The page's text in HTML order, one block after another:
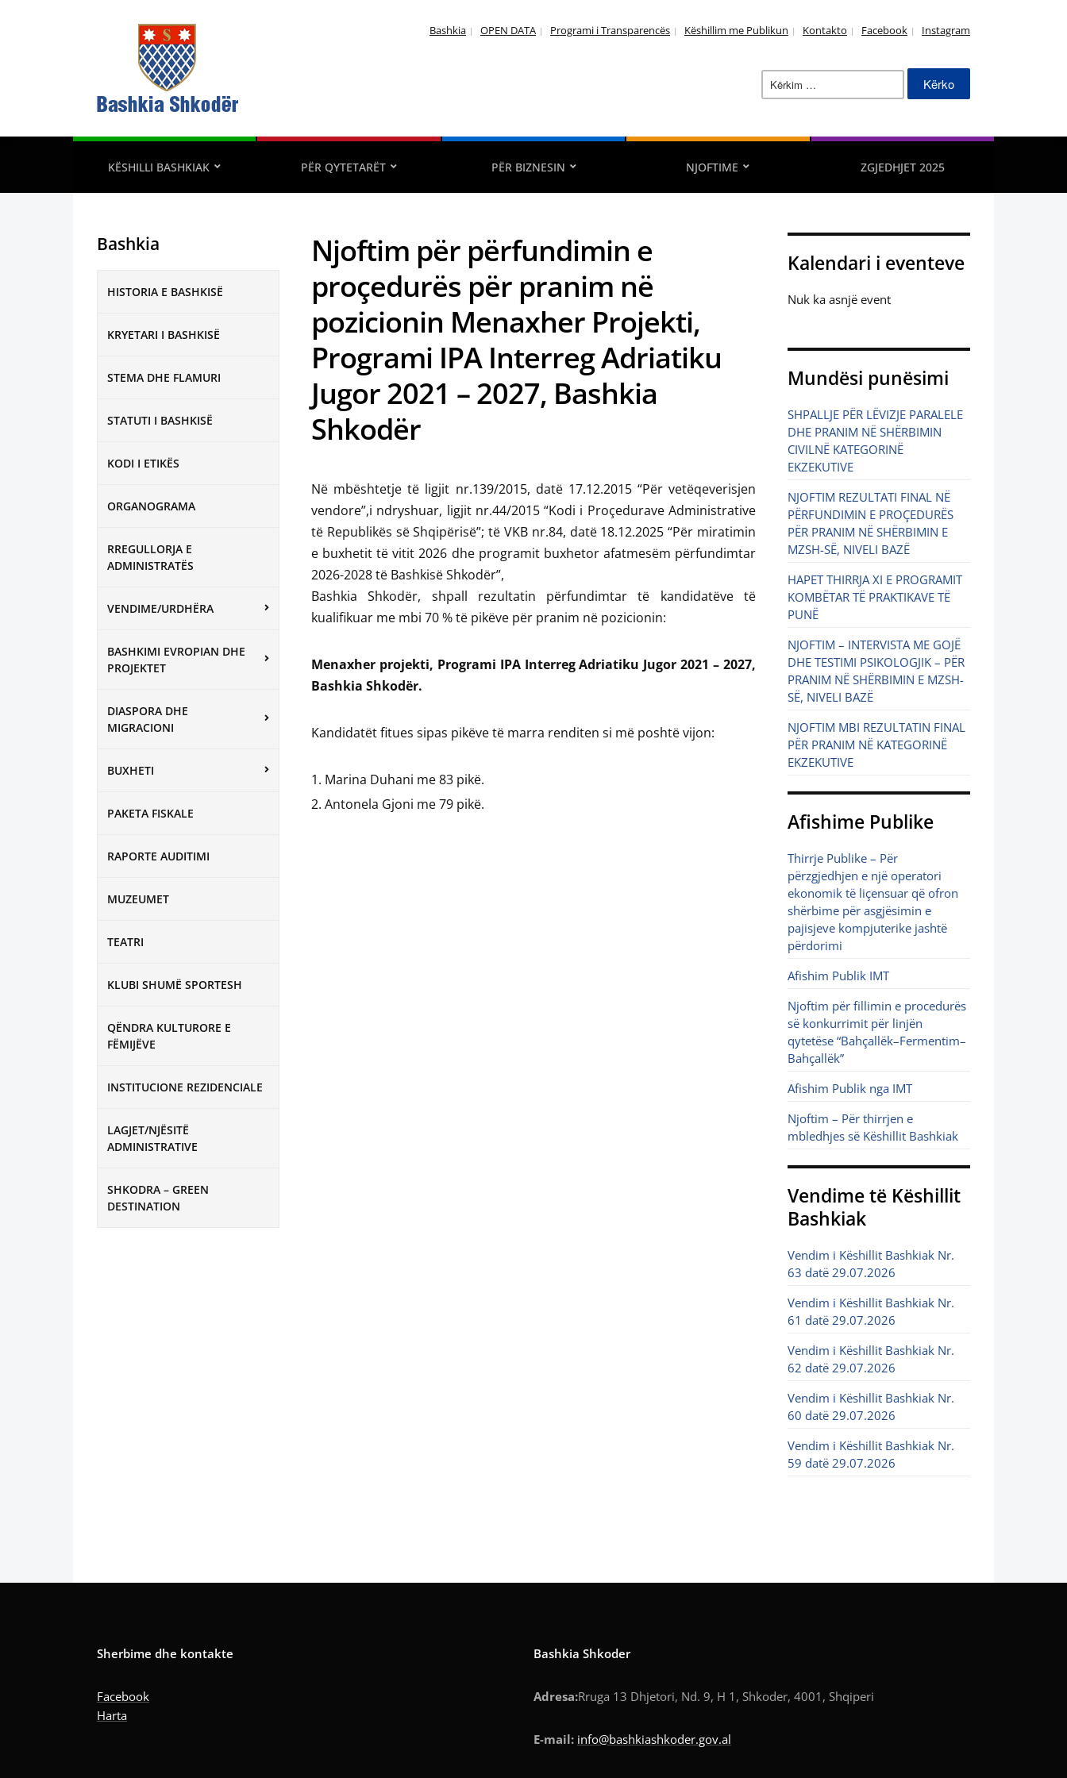
Bashkia OPEN DATA Programi i Transparencës Këshillim me Publikun Kontakto Facebook Instagram
Kërko
për:
KËSHILLI BASHKIAK PËR QYTETARËT PËR BIZNESIN NJOFTIME ZGJEDHJET 2025
Bashkia
HISTORIA E BASHKISË
KRYETARI I BASHKISË
STEMA DHE FLAMURI
STATUTI I BASHKISË
KODI I ETIKËS
ORGANOGRAMA
RREGULLORJA E
ADMINISTRATËS
VENDIME/URDHËRA
BASHKIMI EVROPIAN DHE
PROJEKTET
DIASPORA DHE
MIGRACIONI
BUXHETI
PAKETA FISKALE
RAPORTE AUDITIMI
MUZEUMET
TEATRI
KLUBI SHUMË SPORTESH
QËNDRA KULTURORE E
FËMIJËVE
INSTITUCIONE REZIDENCIALE
LAGJET/NJËSITË
ADMINISTRATIVE
SHKODRA – GREEN
DESTINATION
Njoftim për përfundimin e
proçedurës për pranim në
pozicionin Menaxher Projekti,
Programi IPA Interreg Adriatiku
Jugor 2021 – 2027, Bashkia
Shkodër
Në mbështetje të ligjit nr.139/2015, datë 17.12.2015 “Për vetëqeverisjen
vendore”,i ndryshuar, ligjit nr.44/2015 “Kodi i Proçedurave Administrative
të Republikës së Shqipërisë”; të VKB nr.84, datë 18.12.2025 “Për miratimin
e buxhetit të vitit 2026 dhe programit buxhetor afatmesëm përfundimtar
2026-2028 të Bashkisë Shkodër”,
Bashkia Shkodër, shpall rezultatin përfundimtar të kandidatëve të
kualifikuar me mbi 70 % të pikëve për pranim në pozicionin:
Menaxher projekti, Programi IPA Interreg Adriatiku Jugor 2021 – 2027,
Bashkia Shkodër.
Kandidatët fitues sipas pikëve të marra renditen si më poshtë vijon:
Marina Duhani me 83 pikë.
Antonela Gjoni me 79 pikë.
Kalendari i eventeve
Nuk ka asnjë event
Mundësi punësimi
SHPALLJE PËR LËVIZJE PARALELE
DHE PRANIM NË SHËRBIMIN
CIVILNË KATEGORINË
EKZEKUTIVE
NJOFTIM REZULTATI FINAL NË
PËRFUNDIMIN E PROÇEDURËS
PËR PRANIM NË SHËRBIMIN E
MZSH-SË, NIVELI BAZË
HAPET THIRRJA XI E PROGRAMIT
KOMBËTAR TË PRAKTIKAVE TË
PUNË
NJOFTIM – INTERVISTA ME GOJË
DHE TESTIMI PSIKOLOGJIK – PËR
PRANIM NË SHËRBIMIN E MZSH-
SË, NIVELI BAZË
NJOFTIM MBI REZULTATIN FINAL
PËR PRANIM NË KATEGORINË
EKZEKUTIVE
Afishime Publike
Thirrje Publike – Për
përzgjedhjen e një operatori
ekonomik të liçensuar që ofron
shërbime për asgjësimin e
pajisjeve kompjuterike jashtë
përdorimi
Afishim Publik IMT
Njoftim për fillimin e procedurës
së konkurrimit për linjën
qytetëse “Bahçallëk–Fermentim–
Bahçallëk”
Afishim Publik nga IMT
Njoftim – Për thirrjen e
mbledhjes së Këshillit Bashkiak
Vendime të Këshillit
Bashkiak
Vendim i Këshillit Bashkiak Nr.
63 datë 29.07.2026
Vendim i Këshillit Bashkiak Nr.
61 datë 29.07.2026
Vendim i Këshillit Bashkiak Nr.
62 datë 29.07.2026
Vendim i Këshillit Bashkiak Nr.
60 datë 29.07.2026
Vendim i Këshillit Bashkiak Nr.
59 datë 29.07.2026
Sherbime dhe kontakte
Facebook
Harta
Bashkia Shkoder
Adresa:Rruga 13 Dhjetori, Nd. 9, H 1, Shkoder, 4001, Shqiperi
E-mail: info@bashkiashkoder.gov.al